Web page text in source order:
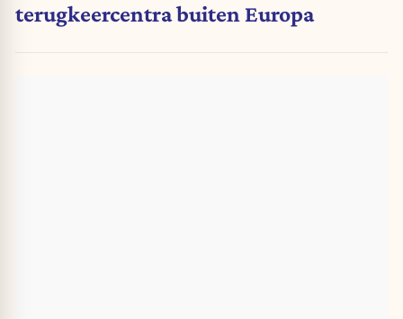
terugkeercentra buiten Europa